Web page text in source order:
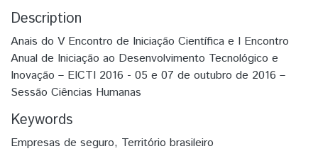
Description
Anais do V Encontro de Iniciação Científica e I Encontro
Anual de Iniciação ao Desenvolvimento Tecnológico e
Inovação – EICTI 2016 - 05 e 07 de outubro de 2016 –
Sessão Ciências Humanas
Keywords
Empresas de seguro, Território brasileiro